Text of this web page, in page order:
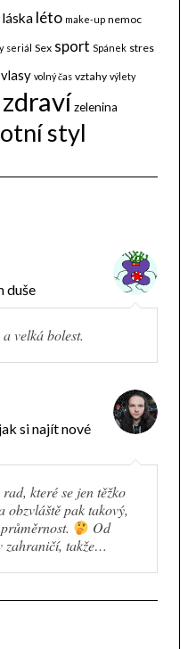
láska léto make-up nemoc
seriál Sex sport Spánek stres
vlasy volný čas vztahy výlety
zdravízelenina
styl
duše
velká bolest.
si najít nové
které se jen těžko
obzvláště pak takový,
Od
zahraničí, takže…